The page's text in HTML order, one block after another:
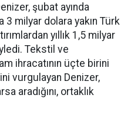
şubat ayında
milyar dolara yakın Türk
yıllık 1,5 milyar
Tekstil ve
ihracatının üçte birini
vurgulayan Denizer,
aradığını, ortaklık